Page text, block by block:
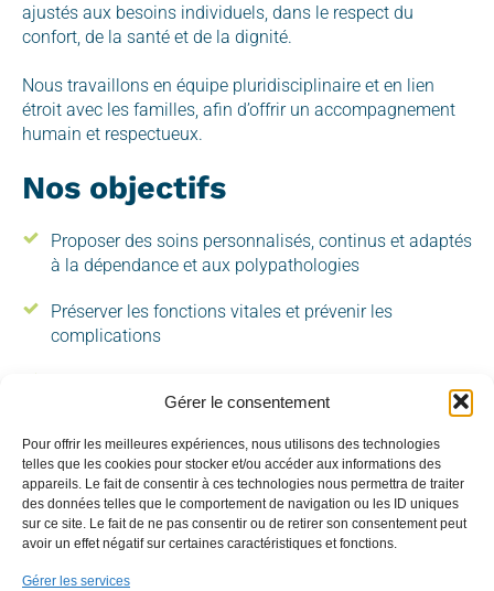
Gérer le consentement
Pour offrir les meilleures expériences, nous utilisons des technologies
telles que les cookies pour stocker et/ou accéder aux informations des
appareils. Le fait de consentir à ces technologies nous permettra de traiter
des données telles que le comportement de navigation ou les ID uniques
sur ce site. Le fait de ne pas consentir ou de retirer son consentement peut
avoir un effet négatif sur certaines caractéristiques et fonctions.
Gérer les services
ajustés aux besoins individuels, dans le respect du
confort, de la santé et de la dignité.
Nous travaillons en équipe pluridisciplinaire et en lien
étroit avec les familles, afin d’offrir un accompagnement
humain et respectueux.
Nos objectifs
Proposer des soins personnalisés, continus et adaptés
à la dépendance et aux polypathologies
Préserver les fonctions vitales et prévenir les
complications
souhaits dans les décisions médicales
Construire un projet de soins, en tenant compte du
projet de vie de chaque personne